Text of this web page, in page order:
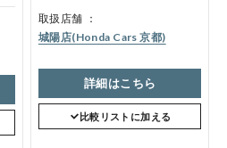
会社情報
取扱店舗
城陽店(Honda Cars 京都)
詳細はこちら
比較リストに加える